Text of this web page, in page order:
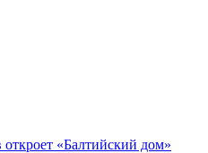
откроет «Балтийский дом»